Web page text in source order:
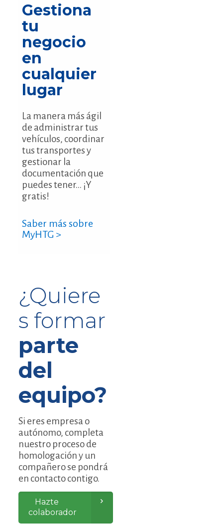
Gestiona
tu
negocio
en
cualquier
lugar
La manera más ágil
de administrar tus
vehículos, coordinar
tus transportes y
gestionar la
documentación que
puedes tener... ¡Y
gratis!
Saber más sobre
MyHTG >
¿Quiere
s formar
parte
del
equipo?
Si eres empresa o
autónomo, completa
nuestro proceso de
homologación y un
compañero se pondrá
en contacto contigo.
Hazte
colaborador